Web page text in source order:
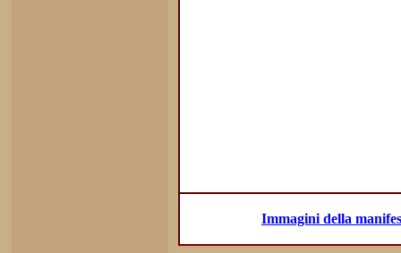
Immagini della